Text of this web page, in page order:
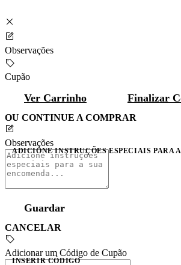
Observações
Cupão
Ver Carrinho Finalizar
OU CONTINUE A COMPRAR
Observações
ADICIONE INSTRUÇÕES ESPECIAIS PARA
Guardar
CANCELAR
Adicionar um Código de Cupão
INSERIR CÓDIGO